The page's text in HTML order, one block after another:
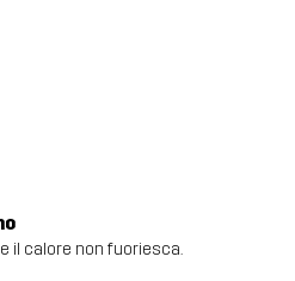
il calore non fuoriesca.